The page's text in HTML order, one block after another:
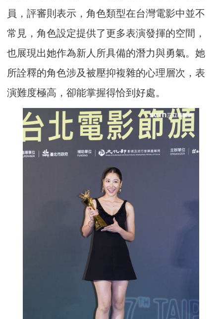
員，評審則表示，角色類型在台灣電影中並不
常見，角色設定提供了更多表演發揮的空間，
也展現出她作為新人所具備的潛力與勇氣。她
所詮釋的角色涉及被壓抑複雜的心理層次，表
演難度極高，卻能掌握得恰到好處。